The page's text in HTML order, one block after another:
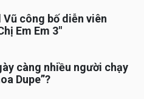
Vũ công bố diễn viên
Em Em 3″
càng nhiều người chạy
Dupe”?